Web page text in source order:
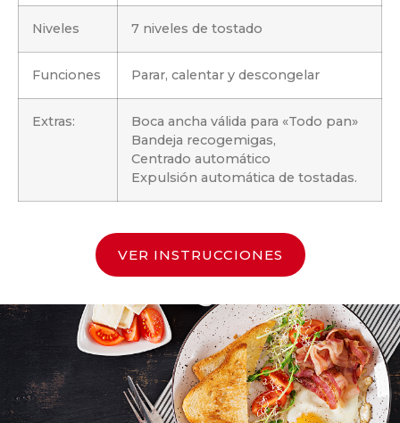
Niveles 7 niveles de tostado
Funciones Parar, calentar y descongelar
Extras:
Boca ancha válida para «Todo pan»
Bandeja recogemigas,
Centrado automático
Expulsión automática de tostadas.
VER INSTRUCCIONES